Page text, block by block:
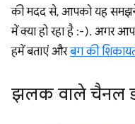
की मदद से, आपको यह
में क्या हो रहा है :-). अगर
हमें बताएं औरबग की
झलक वाले चैनल